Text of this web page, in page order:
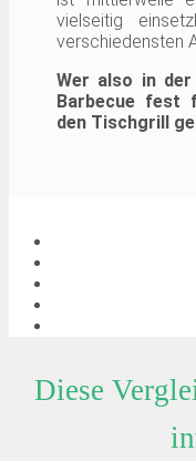
vielseitig
verschiedensten
Wer also in
Barbecue fest
den Tischgrill
Diese